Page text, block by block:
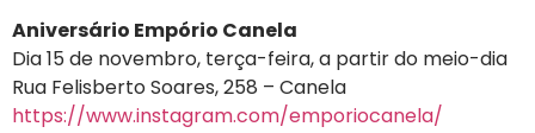
Aniversário Empório Canela
Dia 15 de novembro, terça-feira, a partir do meio-dia
Rua Felisberto Soares, 258 – Canela
https://www.instagram.com/emporiocanela/